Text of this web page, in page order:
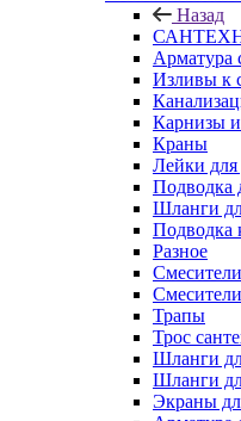
Назад
Арматура
Изливы к
Карнизы
Краны
Лейки
Подводка
Шланги
Подводка
Разное
Трапы
Трос
Шланги
Шланги
Экраны